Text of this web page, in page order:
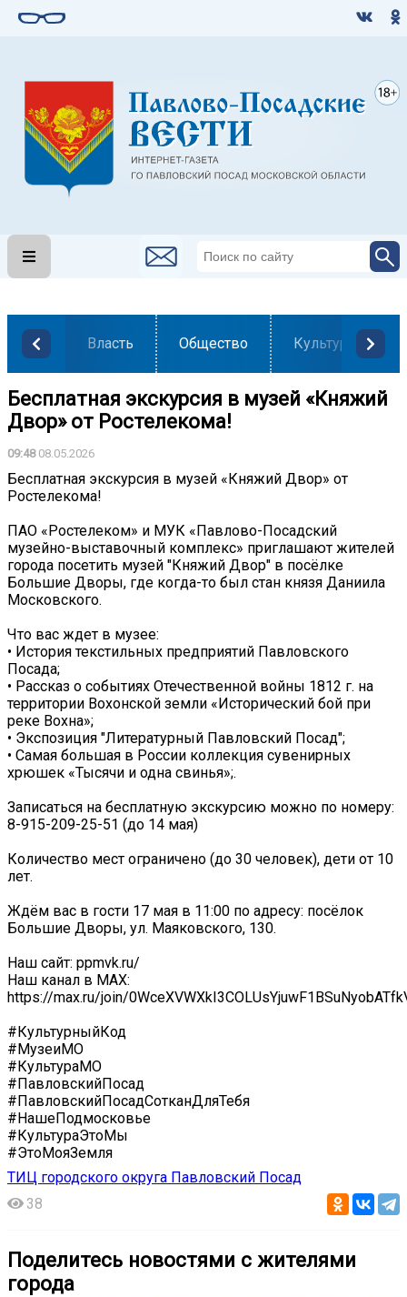
Власть Общество Культура
Бесплатная экскурсия в музей «Княжий
Двор» от Ростелекома!
09:4808.05.2026
Бесплатная экскурсия в музей «Княжий Двор» от
Ростелекома!
ПАО «Ростелеком» и МУК «Павлово-Посадский
музейно-выставочный комплекс» приглашают жителей
города посетить музей "Княжий Двор" в посёлке
Большие Дворы, где когда-то был стан князя Даниила
Московского.
Что вас ждет в музее:
• История текстильных предприятий Павловского
Посада;
• Рассказ о событиях Отечественной войны 1812 г. на
территории Вохонской земли «Исторический бой при
реке Вохна»;
• Экспозиция "Литературный Павловский Посад";
• Самая большая в России коллекция сувенирных
хрюшек «Тысячи и одна свинья»;.
Записаться на бесплатную экскурсию можно по номеру:
8-915-209-25-51 (до 14 мая)
️Количество мест ограничено (до 30 человек), дети от 10
лет.
Ждём вас в гости 17 мая в 11:00 по адресу: посёлок
Большие Дворы, ул. Маяковского, 130.
Наш сайт: ppmvk.ru/
Наш канал в MAX:
https://max.ru/join/
#КультурныйКод
#МузеиМО
#КультураМО
#ПавловскийПосад
#ПавловскийПосадСотканДляТебя
#НашеПодмосковье
#КультураЭтоМы
#ЭтоМояЗемля
ТИЦ городского округа Павловский Посад
38
Поделитесь новостями с жителями
города